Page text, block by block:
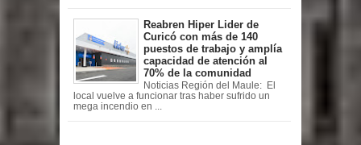
Reabren Hiper Lider de
Curicó con más de 140
puestos de trabajo y amplía
capacidad de atención al
70% de la comunidad
Noticias Región del Maule: El
local vuelve a funcionar tras haber sufrido un
mega incendio en ...